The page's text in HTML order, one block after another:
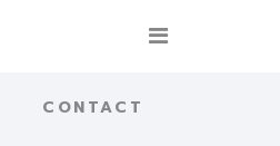
CONTACT